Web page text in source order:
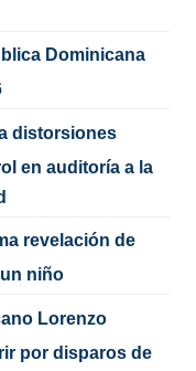
Dominicana
distorsiones
en auditoría a la
revelación de
niño
Lorenzo
por disparos de